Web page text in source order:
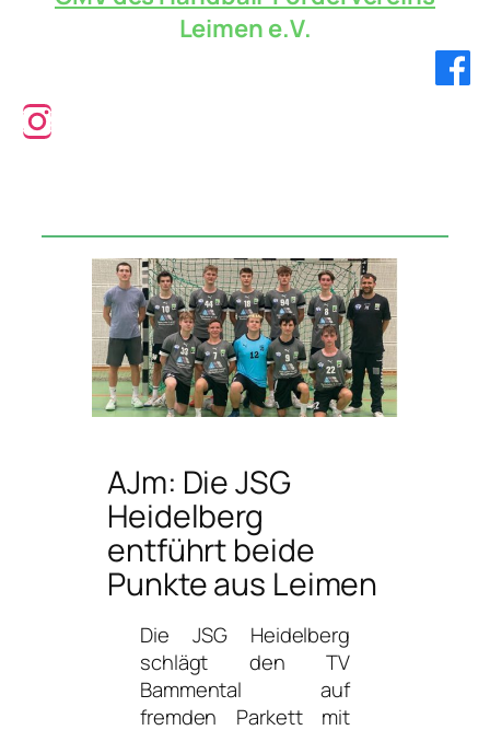
Leimen e.V.
Verbandsliga!
AJm: Die JSG
Heidelberg
entführt beide
Punkte aus Leimen
Die JSG Heidelberg
schlägt den TV
Bammental auf
fremden Parkett mit